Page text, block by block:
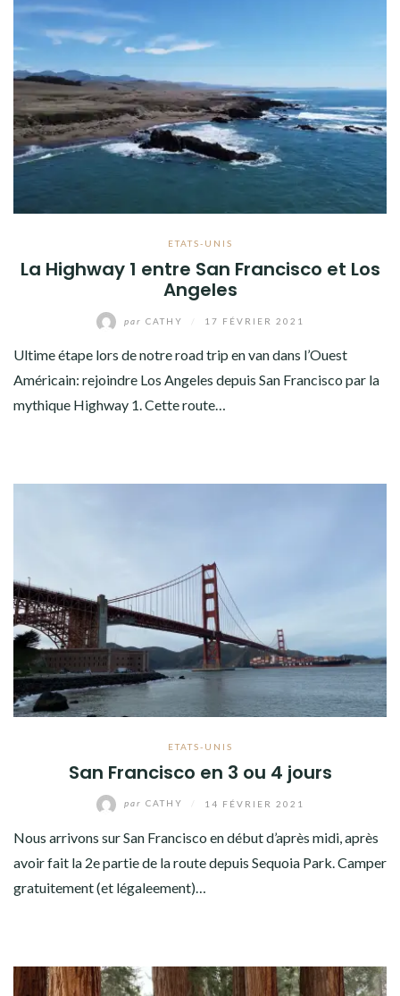
ETATS-UNIS
La Highway 1 entre San Francisco et Los
Angeles
par CATHY 17 FÉVRIER 2021
Ultime étape lors de notre road trip en van dans l’Ouest
Américain: rejoindre Los Angeles depuis San Francisco par la
mythique Highway 1. Cette route…
ETATS-UNIS
San Francisco en 3 ou 4 jours
par CATHY 14 FÉVRIER 2021
Nous arrivons sur San Francisco en début d’après midi, après
avoir fait la 2e partie de la route depuis Sequoia Park. Camper
gratuitement (et légaleement)…